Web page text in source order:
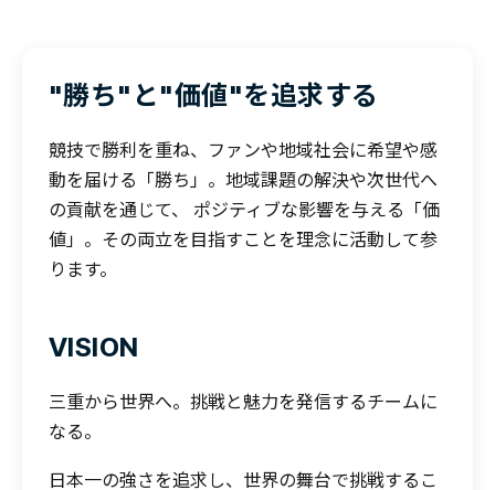
"勝ち"と"価値"を追求する
競技で勝利を重ね、ファンや地域社会に希望や感
動を届ける「勝ち」。地域課題の解決や次世代へ
の貢献を通じて、 ポジティブな影響を与える「価
値」。その両立を目指すことを理念に活動して参
ります。
VISION
三重から世界へ。挑戦と魅力を発信するチームに
なる。
日本一の強さを追求し、世界の舞台で挑戦するこ